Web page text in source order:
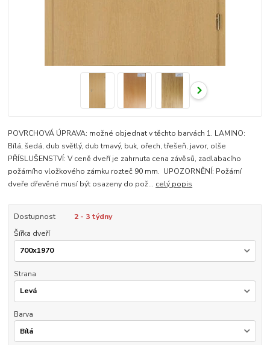
POVRCHOVÁ ÚPRAVA: možné objednat v těchto barvách 1. LAMINO:
Bílá, šedá, dub světlý, dub tmavý, buk, ořech, třešeň, javor, olše
PŘÍSLUŠENSTVÍ: V ceně dveří je zahrnuta cena závěsů, zadlabacího
požárního vložkového zámku rozteč 90 mm. UPOZORNĚNÍ: Požární
dveře dřevěné musí být osazeny do pož... celý popis
Dostupnost
2 - 3 týdny
Šířka dveří
Strana
Barva